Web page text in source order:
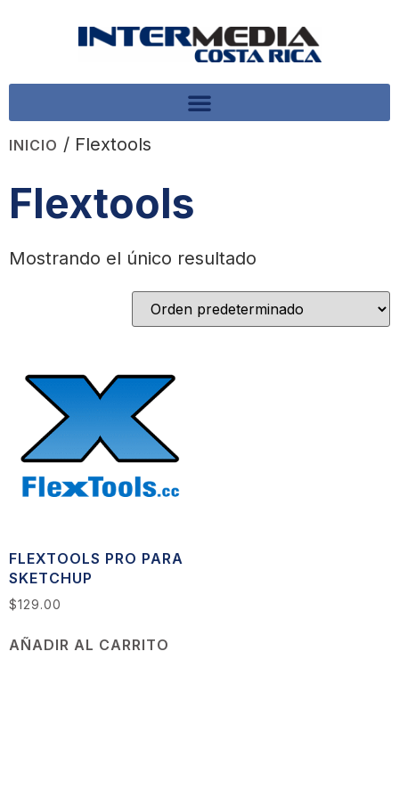
INICIO / Flextools
Flextools
Mostrando el único resultado
FLEXTOOLS PRO PARA
SKETCHUP
$129.00
AÑADIR AL CARRITO